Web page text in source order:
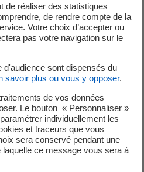
à
accumulation (appelé aussi
solution la moins coûteuse à
à l’usage ! Il se
stocker l’eau chaude.
pouvoir chauffer l'eau la nuit,
moins cher. L'eau chaude
de réaliser des statistiques
de rendre compte de la
Votre choix d’accepter ou
pas votre navigation sur le
sont dispensés du
savoir plus ou vous y opposer.
de vos données
Le bouton « Personnaliser »
individuellement les
et traceurs que vous
sera conservé pendant une
laquelle ce message vous sera à